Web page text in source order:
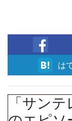
は
「サン